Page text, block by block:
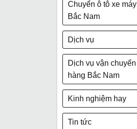
Chuyển ô tô xe máy
Bắc Nam
Dịch vụ
Dịch vụ vận chuyển
hàng Bắc Nam
Kinh nghiệm hay
Tin tức